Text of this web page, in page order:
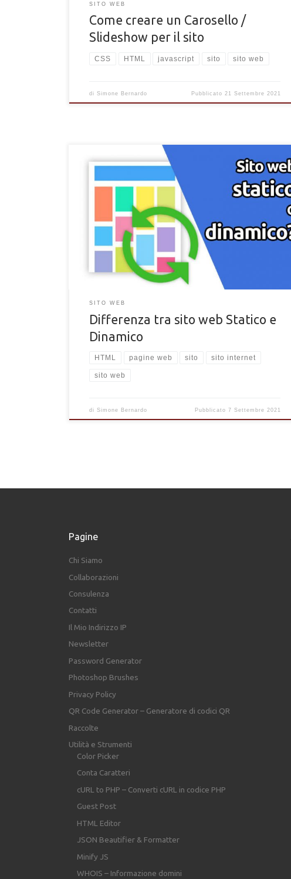
SITO WEB
Come creare un Carosello /
Slideshow per il sito
CSS HTML javascript sito sito web
diSimone Bernardo Pubblicato 21 Settembre 2021
Qual è la differenza tra sito statico e dinamico? Scopri tutti i
dettagli e le differenze tra un sito con pagine statiche e
dinamiche
SITO WEB
Differenza tra sito web Statico e
Dinamico
HTML pagine web sito sito internet
sito web
diSimone Bernardo Pubblicato7 Settembre 2021
Pagine
Chi Siamo
Collaborazioni
Consulenza
Contatti
Il Mio Indirizzo IP
Newsletter
Password Generator
Photoshop Brushes
Privacy Policy
QR Code Generator – Generatore di codici QR
Raccolte
Utilità e Strumenti
Color Picker
Conta Caratteri
cURL to PHP – Converti cURL in codice PHP
Guest Post
HTML Editor
JSON Beautifier & Formatter
Minify JS
WHOIS – Informazione domini